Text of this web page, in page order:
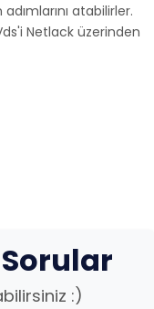
atabilirler.
Netlack üzerinden
:)